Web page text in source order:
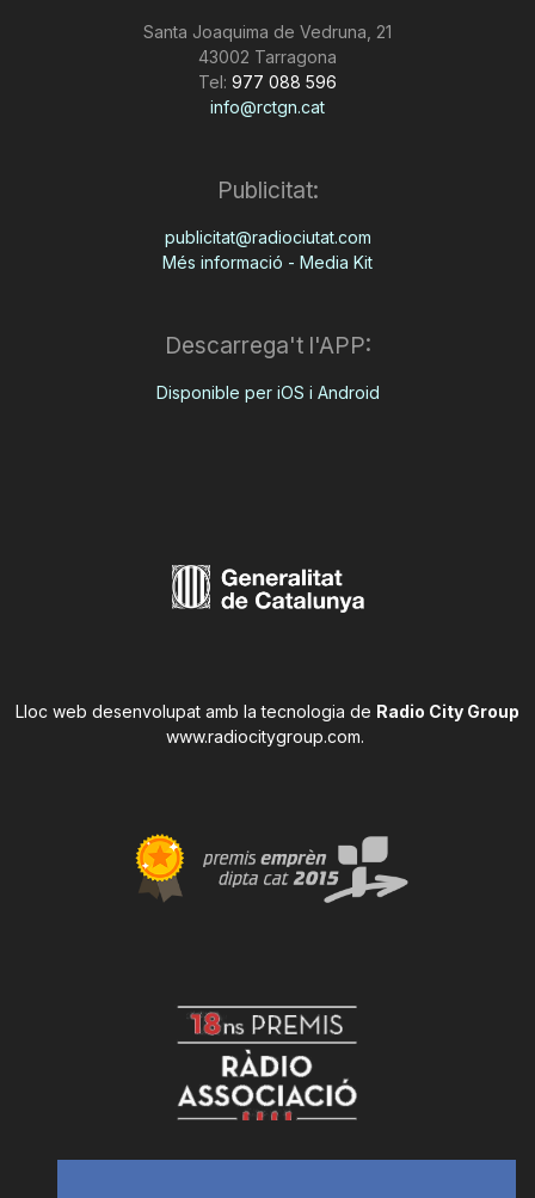
Santa Joaquima de Vedruna, 21
43002 Tarragona
Tel: 977 088 596
info@rctgn.cat
Publicitat:
publicitat@radiociutat.com
Més informació - Media Kit
Descarrega't l'APP:
Disponible per iOS i Android
Lloc web desenvolupat amb la tecnologia de Radio City Group
www.radiocitygroup.com.